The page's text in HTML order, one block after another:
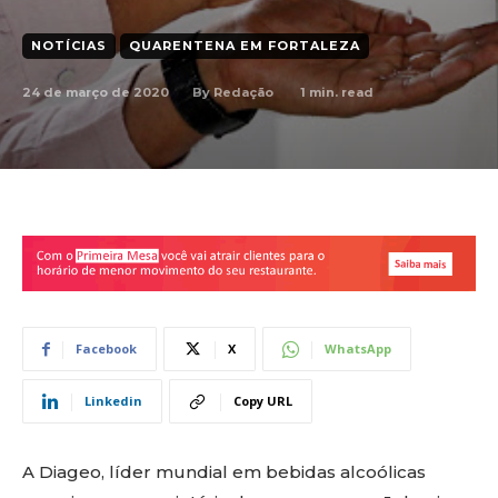
NOTÍCIAS QUARENTENA EM FORTALEZA
24 de março de 2020 By Redação 1 min. read
Facebook X WhatsApp
Linkedin Copy URL
A Diageo, líder mundial em bebidas alcoólicas